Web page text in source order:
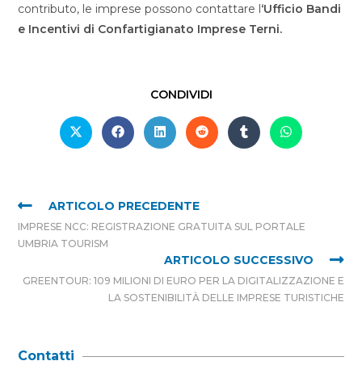
contributo, le imprese possono contattare l‘Ufficio Bandi
e Incentivi di Confartigianato Imprese Terni.
CONDIVIDI
ARTICOLO PRECEDENTE
IMPRESE NCC: REGISTRAZIONE GRATUITA SUL PORTALE
UMBRIA TOURISM
ARTICOLO SUCCESSIVO
GREENTOUR: 109 MILIONI DI EURO PER LA DIGITALIZZAZIONE E
LA SOSTENIBILITÀ DELLE IMPRESE TURISTICHE
Contatti